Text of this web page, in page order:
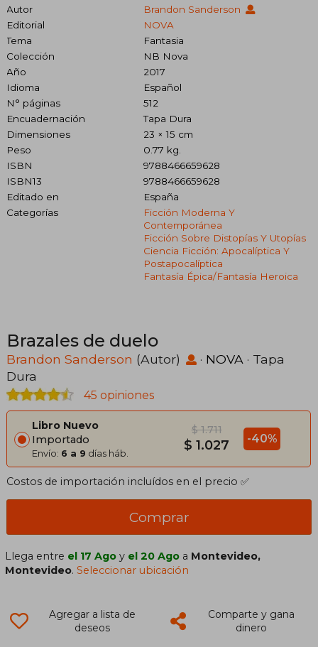
Autor
Brandon Sanderson
Editorial
NOVA
Tema
Fantasia
Colección
NB Nova
Año
2017
Idioma
Español
N° páginas
512
Encuadernación
Tapa Dura
Dimensiones
23 × 15 cm
Peso
0.77 kg.
ISBN
9788466659628
ISBN13
9788466659628
Editado en
España
Categorías
Ficción Moderna Y
Contemporánea
Ficción Sobre Distopías Y Utopías
Ciencia Ficción: Apocalíptica Y
Postapocalíptica
Fantasía Épica/fantasía Heroica
Brazales de duelo
Brandon Sanderson (Autor) · NOVA · Tapa
Dura
45 opiniones
Libro Nuevo
Importado
Envío: 6 a 9 días háb.
$ 1.711
$ 1.027 -40%
Costos de importación incluídos en el precio ✅
Comprar
Llega entre el 17 Ago y el 20 Ago a Montevideo,
Montevideo.Seleccionar ubicación
Agregar a lista de
deseos
Comparte y gana
dinero